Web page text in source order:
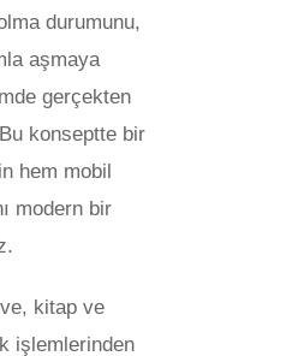
durumunu,
aşmaya
gerçekten
konseptte bir
hem mobil
modern bir
kitap ve
işlemlerinden